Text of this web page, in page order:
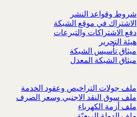
شروط وقواعد النشر
الاشتراك في موقع الشبكة
دفع الاشتراكات والتبرعات
هيئة التحرير
ميثاق تأسيس الشبكة
ميثاق الشبكة المعدل
ملف جولات التراخيص وعقود الخدمة
ملف سوق النقد الاجنبي وسعر الصرف
ملف أزمة الكهرباء